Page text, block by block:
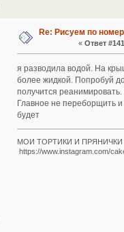
Re: Рисуем по
«Ответ
я разводила водой. На
более жидкой. Попробуй
получится
Главное не переборщить
будет
МОИ ТОРТИКИ И
https://www.instagram.com/